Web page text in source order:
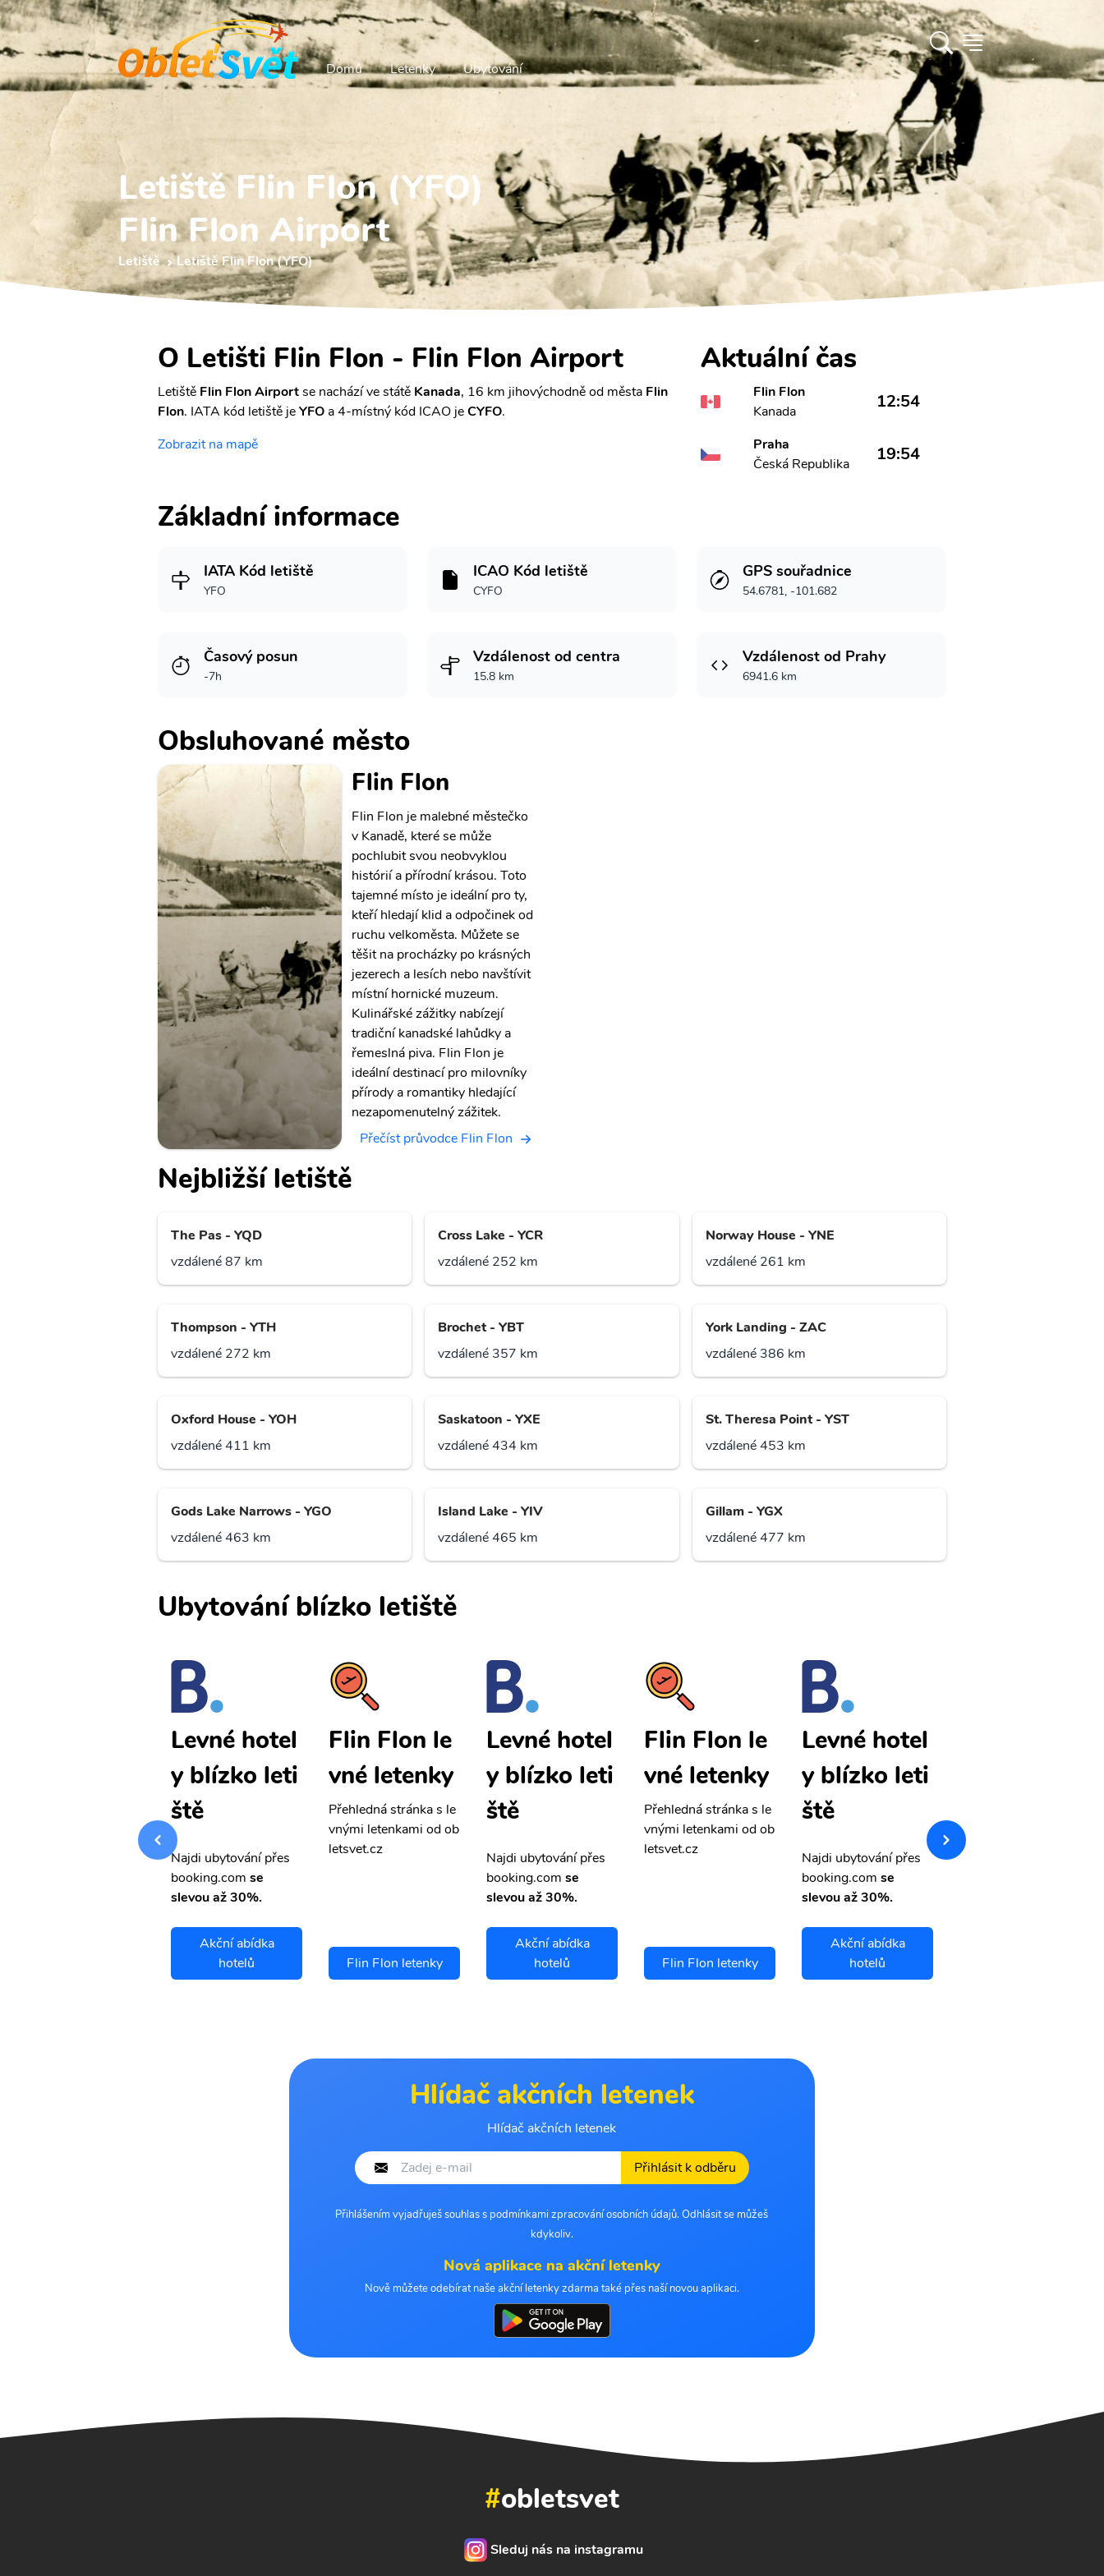
Domů Letenky Ubytování
Letiště Flin Flon (YFO)
Flin Flon Airport
Letiště Letiště Flin Flon (YFO)
O Letišti Flin Flon - Flin Flon Airport
Letiště Flin Flon Airportse nachází ve státě Kanada, 16 km jihovýchodně od města Flin
Flon. IATA kód letiště jeYFO a 4-místný kód ICAO jeCYFO.
Zobrazit na mapě
Aktuální čas
Flin Flon
Kanada
12:54
Praha
Česká Republika
19:54
Základní informace
IATA Kód letiště
YFO
ICAO Kód letiště
CYFO
GPS souřadnice
54.6781, -101.682
Časový posun
-7h
Vzdálenost od centra
15.8 km
Vzdálenost od Prahy
6941.6 km
Obsluhované město
Flin Flon
Flin Flon je malebné městečko
v Kanadě, které se může
pochlubit svou neobvyklou
histórií a přírodní krásou. Toto
tajemné místo je ideální pro ty,
kteří hledají klid a odpočinek od
ruchu velkoměsta. Můžete se
těšit na procházky po krásných
jezerech a lesích nebo navštívit
místní hornické muzeum.
Kulinářské zážitky nabízejí
tradiční kanadské lahůdky a
řemeslná piva. Flin Flon je
ideální destinací pro milovníky
přírody a romantiky hledající
nezapomenutelný zážitek.
Přečíst průvodce Flin Flon
Nejbližší letiště
The Pas - YQD
vzdálené 87 km
Cross Lake - YCR
vzdálené 252 km
Norway House - YNE
vzdálené 261 km
Thompson - YTH
vzdálené 272 km
Brochet - YBT
vzdálené 357 km
York Landing - ZAC
vzdálené 386 km
Oxford House - YOH
vzdálené 411 km
Saskatoon - YXE
vzdálené 434 km
St. Theresa Point - YST
vzdálené 453 km
Gods Lake Narrows - YGO
vzdálené 463 km
Island Lake - YIV
vzdálené 465 km
Gillam - YGX
vzdálené 477 km
Ubytování blízko letiště
vnými letenkami od ob
Levné hotel
y blízko leti
ště
Najdi ubytování přes
booking.com se
slevou až 30%.
Akční abídka
hotelů
Flin Flon le
vné letenky
Přehledná stránka s le
vnými letenkami od ob
letsvet.cz
Flin Flon letenky
Levné hotel
y blízko leti
ště
Najdi ubytování přes
booking.com se
slevou až 30%.
Akční abídka
hotelů
Flin Flon le
vné letenky
Přehledná stránka s le
vnými letenkami od ob
letsvet.cz
Flin Flon letenky
Levné hotel
y blízko leti
ště
Najdi ubytování přes
booking.com se
slevou až 30%.
Akční abídka
hotelů
vnými letenkami od ob
letsvet.cz
Hlídač akčních letenek
Hlídač akčních letenek
Přihlásit k odběru
Přihlášením vyjadřuješ souhlas s podmínkami zpracování osobních údajů. Odhlásit se můžeš
kdykoliv.
Nová aplikace na akční letenky
Nově můžete odebírat naše akční letenky zdarma také přes naší novou aplikaci.
#obletsvet
Sleduj nás na instagramu